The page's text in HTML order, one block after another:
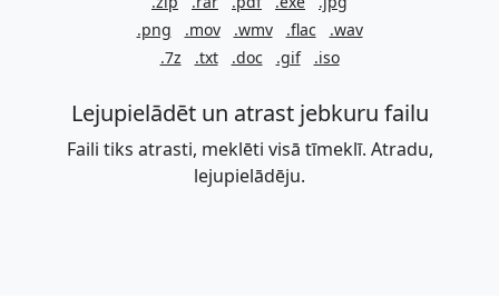
.png
.mov .wmv .flac
.wav
.7z
.txt .doc .gif .iso
Lejupielādēt un atrast jebkuru failu
Faili tiks atrasti, meklēti visā tīmeklī. Atradu,
lejupielādēju.